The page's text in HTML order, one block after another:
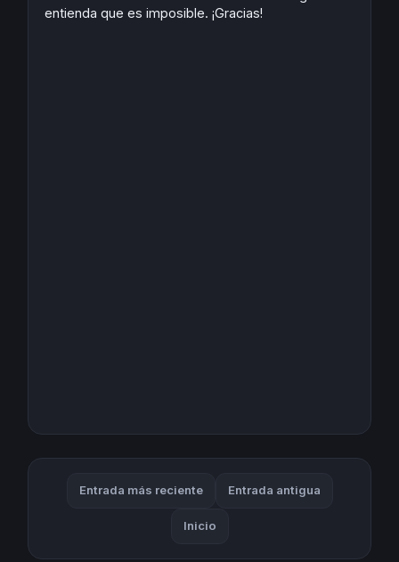
entienda que es imposible. ¡Gracias!
Entrada más reciente Entrada antigua
Inicio